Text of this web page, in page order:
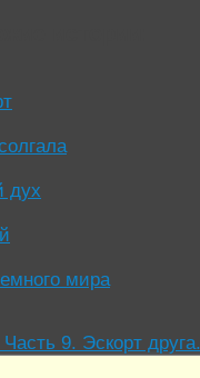
дух
мира
9. Эскорт друга.